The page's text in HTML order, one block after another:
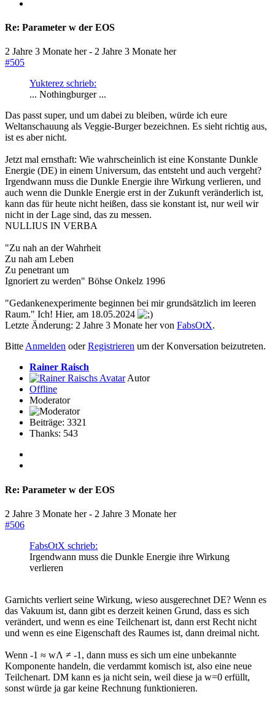
Re: Parameter w der EOS
2 Jahre 3 Monate her- 2 Jahre 3 Monate her
#505
Yukterez schrieb:
... Nothingburger ...
Das passt super, und um dabei zu bleiben, würde ich eure
Weltanschauung als Veggie-Burger bezeichnen. Es sieht richtig aus,
ist es aber nicht.
Jetzt mal ernsthaft: Wie wahrscheinlich ist eine Konstante Dunkle
Energie (DE) in einem Universum, das entsteht und auch vergeht?
Irgendwann muss die Dunkle Energie ihre Wirkung verlieren, und
auch wenn die Dunkle Energie erst in der Zukunft veränderlich ist,
kann das für heute nicht heißen, dass sie konstant ist, nur weil wir
nicht in der Lage sind, das zu messen.
NULLIUS IN VERBA
"Zu nah an der Wahrheit
Zu nah am Leben
Zu penetrant um
Ignoriert zu werden" Böhse Onkelz 1996
"Gedankenexperimente beginnen bei mir grundsätzlich im leeren
Raum." Ich! Hier, am 18.05.2024
Letzte Änderung: 2 Jahre 3 Monate her von FabsOtX.
BitteAnmelden oderRegistrieren um der Konversation beizutreten.
Rainer Raisch
Autor
Offline
Moderator
Beiträge: 3321
Thanks: 543
Re: Parameter w der EOS
2 Jahre 3 Monate her- 2 Jahre 3 Monate her
#506
FabsOtX schrieb:
Irgendwann muss die Dunkle Energie ihre Wirkung
verlieren
Garnichts verliert seine Wirkung, wieso ausgerechnet DE? Wenn es
das Vakuum ist, dann gibt es derzeit keinen Grund, dass es sich
verändert, und wenn es eine Teilchenart ist, dann erst Recht nicht
und wenn es eine Eigenschaft des Raumes ist, dann dreimal nicht.
Wenn -1 ≈ wΛ ≠ -1, dann muss es sich um eine unbekannte
Komponente handeln, die verdammt komisch ist, also eine neue
Teilchenart. DM kann es ja nicht sein, weil diese ja w=0 erfüllt,
sonst würde ja gar keine Rechnung funktionieren.